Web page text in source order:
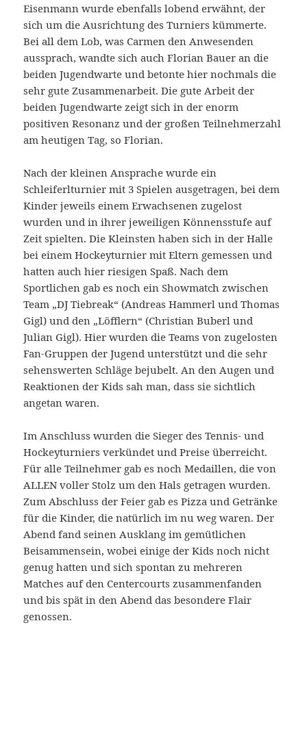
Eisenmann wurde ebenfalls lobend erwähnt, der
sich um die Ausrichtung des Turniers kümmerte.
Bei all dem Lob, was Carmen den Anwesenden
aussprach, wandte sich auch Florian Bauer an die
beiden Jugendwarte und betonte hier nochmals die
sehr gute Zusammenarbeit. Die gute Arbeit der
beiden Jugendwarte zeigt sich in der enorm
positiven Resonanz und der großen Teilnehmerzahl
am heutigen Tag, so Florian.
Nach der kleinen Ansprache wurde ein
Schleiferlturnier mit 3 Spielen ausgetragen, bei dem
Kinder jeweils einem Erwachsenen zugelost
wurden und in ihrer jeweiligen Könnensstufe auf
Zeit spielten. Die Kleinsten haben sich in der Halle
bei einem Hockeyturnier mit Eltern gemessen und
hatten auch hier riesigen Spaß. Nach dem
Sportlichen gab es noch ein Showmatch zwischen
Team „DJ Tiebreak“ (Andreas Hammerl und Thomas
Gigl) und den „Löfflern“ (Christian Buberl und
Julian Gigl). Hier wurden die Teams von zugelosten
Fan-Gruppen der Jugend unterstützt und die sehr
sehenswerten Schläge bejubelt. An den Augen und
Reaktionen der Kids sah man, dass sie sichtlich
angetan waren.
Im Anschluss wurden die Sieger des Tennis- und
Hockeyturniers verkündet und Preise überreicht.
Für alle Teilnehmer gab es noch Medaillen, die von
ALLEN voller Stolz um den Hals getragen wurden.
Zum Abschluss der Feier gab es Pizza und Getränke
für die Kinder, die natürlich im nu weg waren. Der
Abend fand seinen Ausklang im gemütlichen
Beisammensein, wobei einige der Kids noch nicht
genug hatten und sich spontan zu mehreren
Matches auf den Centercourts zusammenfanden
und bis spät in den Abend das besondere Flair
genossen.